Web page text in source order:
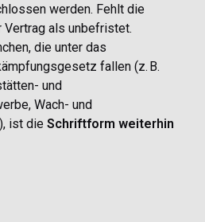
werden. Fehlt die
als unbefristet.
die unter das
fallen (z. B.
und
Wach- und
ist die Schriftform weiterhin